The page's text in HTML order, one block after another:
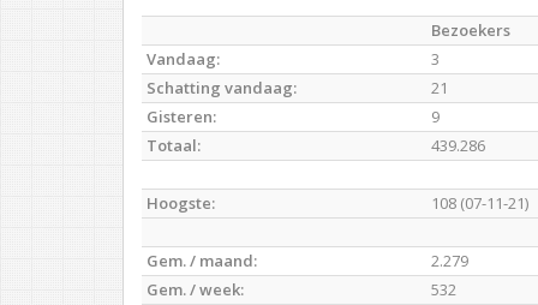
Bezoekers
Vandaag:
3
Schatting vandaag:
21
Gisteren:
9
Totaal:
439.286
Hoogste: 108 (07-11-21)
Gem. / maand: 2.279
Gem. / week:
532